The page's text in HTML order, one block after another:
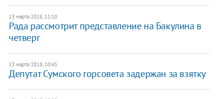
13 марта 2018, 11:10
Рада рассмотрит представление на Бакулина в
четверг
13 марта 2018, 10:45
​Депутат Сумского горсовета задержан за взятку